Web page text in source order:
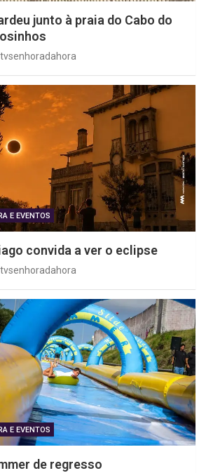
junto à praia do Cabo do
tvsenhoradahora
E EVENTOS
convida a ver o eclipse
tvsenhoradahora
E EVENTOS
de regresso